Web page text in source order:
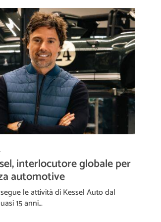
interlocutore globale per
automotive
le attività di Kessel Auto dal
15 anni…